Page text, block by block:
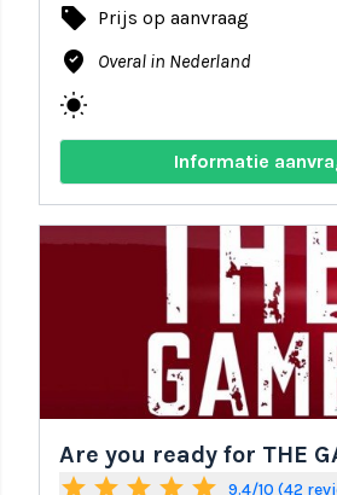
local_offer Prijs op aanvraag
where_to_vote Overal in Nederland
wb_sunny
Informatie
Are you ready for THE
star star star star star 9.4/10 (42